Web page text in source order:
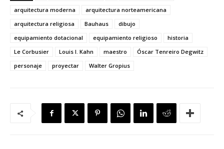
arquitectura moderna
arquitectura norteamericana
arquitectura religiosa
Bauhaus
dibujo
equipamiento dotacional
equipamiento religioso
historia
Le Corbusier
Louis I. Kahn maestro
Óscar Tenreiro Degwitz
personaje
proyectar Walter Gropius